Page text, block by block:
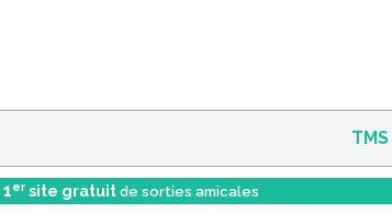
TMS
1er site gratuit de sorties amicales